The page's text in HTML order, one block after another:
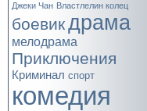
Джеки Чан Властлелин колец
боевикдрама
мелодрама
Приключения
Криминал спорт
комедия